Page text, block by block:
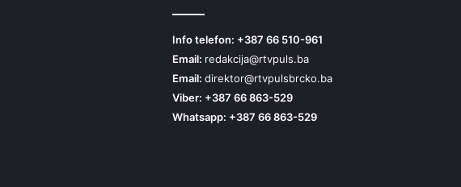
Info telefon: +387 66 510-961
Email: redakcija@rtvpuls.ba
Email: direktor@rtvpulsbrcko.ba
Viber: +387 66 863-529
Whatsapp: +387 66 863-529